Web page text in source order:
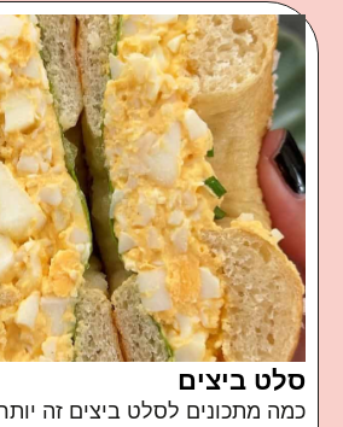
סלט ביצים
כמה מתכונים לסלט ביצים זה